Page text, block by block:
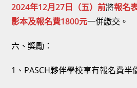
2024年12月27日（五）前將報名
影本及報名費1800元一併繳交。
六、獎勵：
1、PASCH夥伴學校享有報名費半